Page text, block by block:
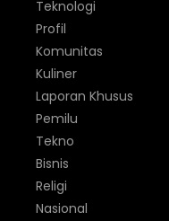
Teknologi
Profil
Komunitas
Kuliner
Laporan Khusus
Pemilu
Tekno
Bisnis
Religi
Nasional